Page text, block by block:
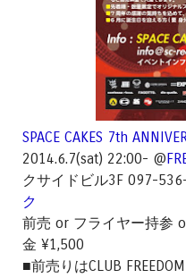
SPACE CAKES 7th
2014.6.7(sat) 22:00- @
クサイドビル3F 097-
ク
前売 or フライヤー持参
金 ¥1,500
■前売りはCLUB